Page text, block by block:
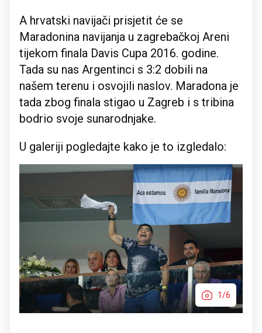
A hrvatski navijači prisjetit će se
Maradonina navijanja u zagrebačkoj Areni
tijekom finala Davis Cupa 2016. godine.
Tada su nas Argentinci s 3:2 dobili na
našem terenu i osvojili naslov. Maradona je
tada zbog finala stigao u Zagreb i s tribina
bodrio svoje sunarodnjake.
U galeriji pogledajte kako je to izgledalo:
1/6